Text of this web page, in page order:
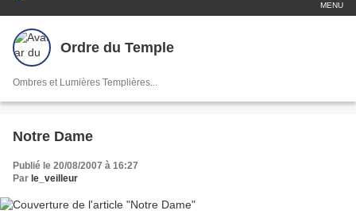
MENU
Ordre du Temple
Ombres et Lumières Templières...
Notre Dame
Publié le 20/08/2007 à 16:27
Par le_veilleur